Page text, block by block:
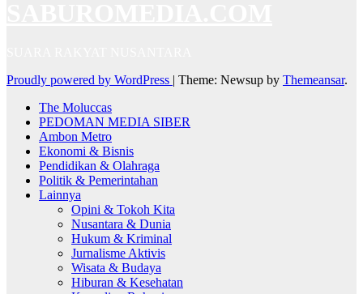
Proudly powered by WordPress | Theme: Newsup by Themeansar.
The Moluccas
PEDOMAN MEDIA SIBER
Ambon Metro
Ekonomi & Bisnis
Pendidikan & Olahraga
Politik & Pemerintahan
Lainnya
Opini & Tokoh Kita
Nusantara & Dunia
Hukum & Kriminal
Jurnalisme Aktivis
Wisata & Budaya
Hiburan & Kesehatan